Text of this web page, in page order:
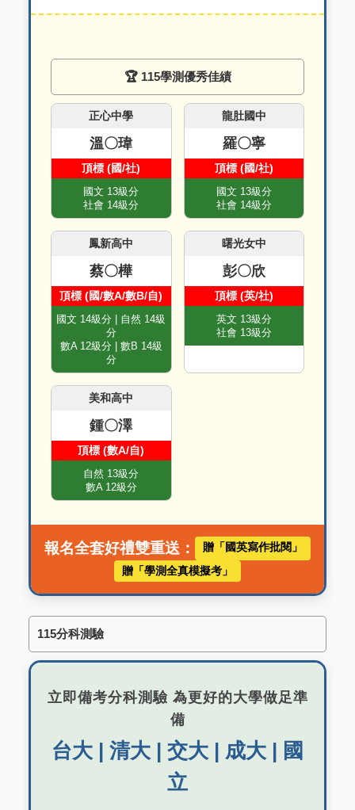
🏆 115學測優秀佳績
正心中學
溫〇瑋
頂標 (國/社)
國文 13級分
社會 14級分
龍肚國中
羅〇寧
頂標 (國/社)
國文 13級分
社會 14級分
鳳新高中
蔡〇樺
頂標 (國/數A/數B/自)
國文 14級分 | 自然 14級
分
數A 12級分 | 數B 14級
分
曙光女中
彭〇欣
頂標 (英/社)
英文 13級分
社會 13級分
美和高中
鍾〇澤
頂標 (數A/自)
自然 13級分
數A 12級分
報名全套好禮雙重送：
贈「國英寫作批閱」
贈「學測全真模擬考」
115分科測驗
立即備考分科測驗 為更好的大學做足準
備
台大 | 清大 | 交大 | 成大 | 國
立